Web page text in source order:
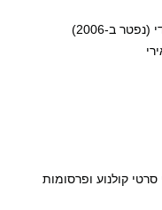
סרטי קולנוע ופרסומות